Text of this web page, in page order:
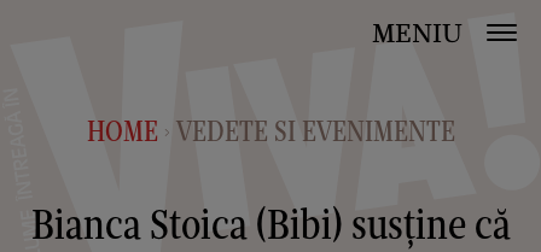
MENIU
HOME > VEDETE SI EVENIMENTE
Bianca Stoica (Bibi) susține că